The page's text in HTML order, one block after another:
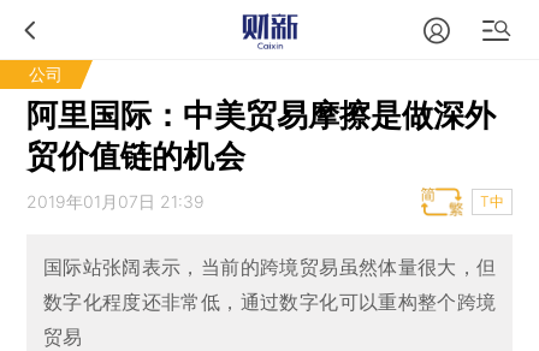
公司
阿里国际：中美贸易摩擦是做深外
贸价值链的机会
2019年01月07日 21:39 T中
国际站张阔表示，当前的跨境贸易虽然体量很大，但
数字化程度还非常低，通过数字化可以重构整个跨境
贸易